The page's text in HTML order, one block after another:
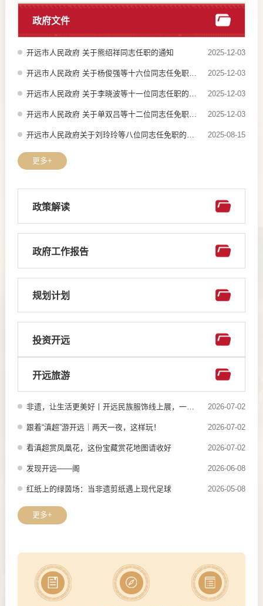
政府文件
开远市人民政府 关于熊绍祥同志任职的通知 2025-12-03
开远市人民政府 关于杨俊强等十六位同志任免职的通知 2025-12-03
开远市人民政府 关于李晓波等十一位同志任职的通知 2025-12-03
开远市人民政府 关于单双吕等十二位同志任免职的通知 2025-12-03
开远市人民政府关于刘玲玲等八位同志任免职的通知 2025-08-15
更多+
政策解读
政府工作报告
规划计划
投资开远
开远旅游
非遗，让生活更美好丨开远民族服饰线上展，一针一线续文脉 2026-07-02
跟着“滇超”游开远｜两天一夜，这样玩！ 2026-07-02
看滇超赏凤凰花，这份宝藏赏花地图请收好 2026-07-02
发现开远——阁 2026-06-08
红纸上的绿茵场：当非遗剪纸遇上现代足球 2026-05-08
更多+